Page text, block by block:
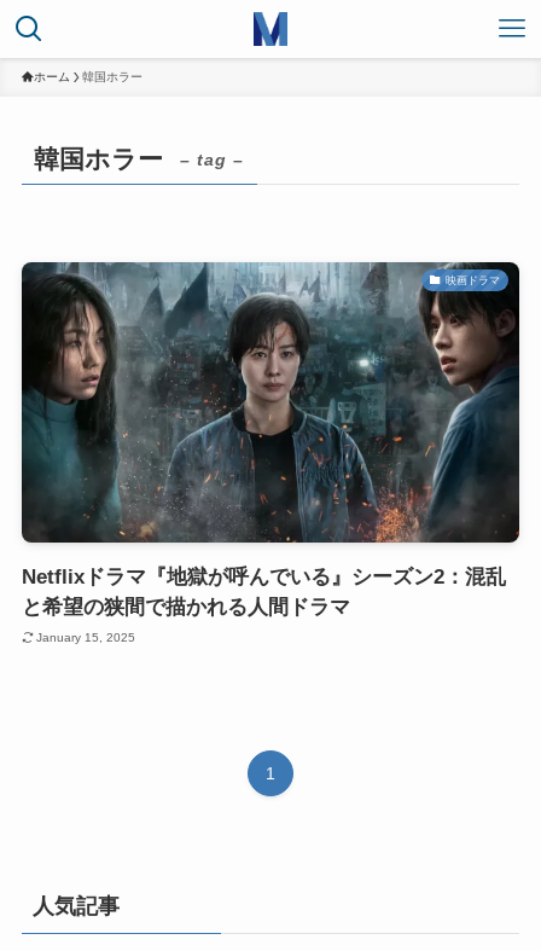
ホーム 韓国ホラー
韓国ホラー – tag –
映画ドラマ
Netflixドラマ『地獄が呼んでいる』シーズン2：混乱
と希望の狭間で描かれる人間ドラマ
January 15, 2025
1
人気記事